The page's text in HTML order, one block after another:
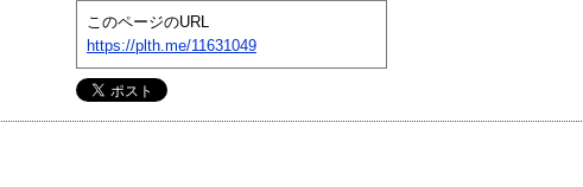
このページのURL
https://plth.me/11631049